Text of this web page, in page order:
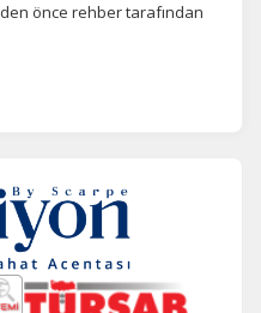
önce rehber tarafından